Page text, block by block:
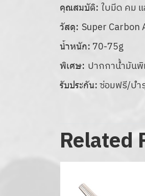
คุณสมบัติ:ใบมีด คม
วัสดุ: Super Carbon
น้ำหนัก: 70-75g
พิเศษ: ปากกาน้ำมันพิ
รับประกัน: ซ่อมฟรี/บำ
Related